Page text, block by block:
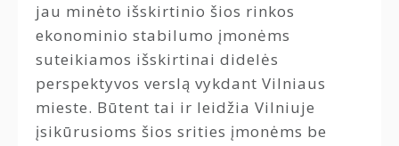
jau minėto išskirtinio šios rinkos
ekonominio stabilumo įmonėms
suteikiamos išskirtinai didelės
perspektyvos verslą vykdant Vilniaus
mieste. Būtent tai ir leidžia Vilniuje
įsikūrusioms šios srities įmonėms be